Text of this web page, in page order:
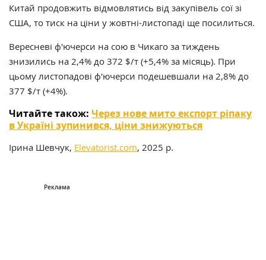
Китай продовжить відмовлятись від закупівель сої зі
США, то тиск на ціни у жовтні-листопаді ще посилиться.
Вересневі ф'ючерси на сою в Чикаго за тиждень
знизились на 2,4% до 372 $/т (+5,4% за місяць). При
цьому листопадові ф'ючерси подешевшали на 2,8% до
377 $/т (+4%).
Читайте також: Через нове мито експорт ріпаку
в Україні зупинився, ціни знижуються
Ірина Шевчук, Elevatorist.com, 2025 р.